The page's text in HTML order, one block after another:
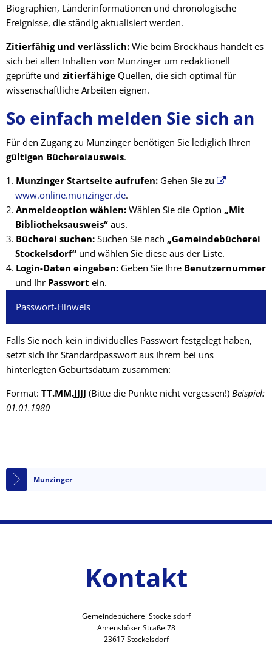
Biographien, Länderinformationen und chronologische
Ereignisse, die ständig aktualisiert werden.
Zitierfähig und verlässlich: Wie beim Brockhaus handelt es
sich bei allen Inhalten von Munzinger um redaktionell
geprüfte und zitierfähige Quellen, die sich optimal für
wissenschaftliche Arbeiten eignen.
So einfach melden Sie sich an
Für den Zugang zu Munzinger benötigen Sie lediglich Ihren
gültigen Büchereiausweis.
Munzinger Startseite aufrufen: Gehen Sie zu
www.online.munzinger.de.
Anmeldeoption wählen: Wählen Sie die Option „Mit
Bibliotheksausweis“ aus.
Bücherei suchen: Suchen Sie nach „Gemeindebücherei
Stockelsdorf“ und wählen Sie diese aus der Liste.
Login-Daten eingeben: Geben Sie Ihre Benutzernummer
und Ihr Passwort ein.
Passwort-Hinweis
Falls Sie noch kein individuelles Passwort festgelegt haben,
setzt sich Ihr Standardpasswort aus Ihrem bei uns
hinterlegten Geburtsdatum zusammen:
Format: TT.MM.JJJJ (Bitte die Punkte nicht vergessen!) Beispiel:
01.01.1980
Munzinger
Kontakt
Gemeindebücherei Stockelsdorf
Ahrensböker Straße 78
23617 Stockelsdorf